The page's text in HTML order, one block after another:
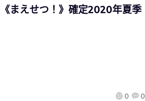
まえせつ！》確定2020年夏季
0 0